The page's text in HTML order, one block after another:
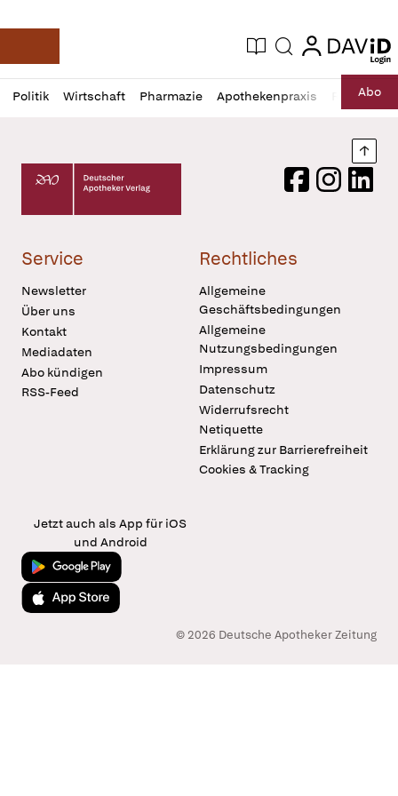
Deutsche Apotheker Zeitung
Aktuelle Ausgabe
Suche login
login
Politik Wirtschaft Pharmazie Apothekenpraxis RechtAbo
Profil
öffnen
Daz
Pur
Deutscher Apotheker Verlag Logo
FacebookInstagram
Service
Newsletter
Über uns
Kontakt
Mediadaten
Abo kündigen
RSS-Feed
Rechtliches
Allgemeine
Geschäftsbedingungen
Allgemeine
Nutzungsbedingungen
Impressum
Datenschutz
Widerrufsrecht
Netiquette
Erklärung zur Barrierefreiheit
Cookies & Tracking
Jetzt auch als App für iOS
und Android
Jetzt bei Google Play
Laden im App Store
© 2026 Deutsche Apotheker Zeitung